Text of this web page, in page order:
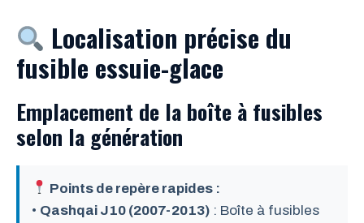
Localisation précise du
fusible essuie-glace
Emplacement de la boîte à fusibles
selon la génération
Points de repère rapides :
• Qashqai J10 (2007-2013) : Boîte à fusibles